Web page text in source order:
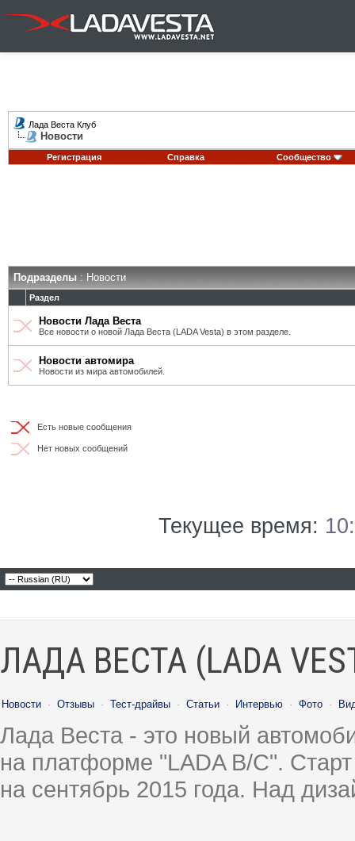
Лада Веста Клуб
Новости
Регистрация Справка Сообщество
Подразделы: Новости
Раздел
Новости Лада Веста
Все новости о новой Лада Веста (LADA Vesta) в этом разделе.
Новости автомира
Новости из мира автомобилей.
Есть новые сообщения
Нет новых сообщений
Текущее время:
ЛАДА ВЕСТА (LADA
Новости · Отзывы · Тест-драйвы · Статьи · Интервью · Фото ·
Лада Веста - это новый
на платформе "LADA B/C".
на сентябрь 2015 года. Над